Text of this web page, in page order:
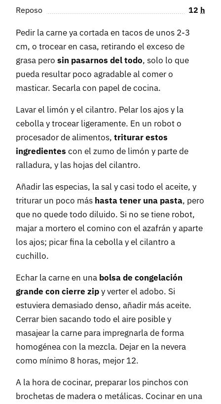
Reposo
12 h
Pedir la carne ya cortada en tacos de unos 2-3
cm, o trocear en casa, retirando el exceso de
grasa pero sin pasarnos del todo, solo lo que
pueda resultar poco agradable al comer o
masticar. Secarla con papel de cocina.
Lavar el limón y el cilantro. Pelar los ajos y la
cebolla y trocear ligeramente. En un robot o
procesador de alimentos, triturar estos
ingredientes con el zumo de limón y parte de
ralladura, y las hojas del cilantro.
Añadir las especias, la sal y casi todo el aceite, y
triturar un poco más hasta tener una pasta, pero
que no quede todo diluido. Si no se tiene robot,
majar a mortero el comino con el azafrán y aparte
los ajos; picar fina la cebolla y el cilantro a
cuchillo.
Echar la carne en una bolsa de congelación
grande con cierre zipy verter el adobo. Si
estuviera demasiado denso, añadir más aceite.
Cerrar bien sacando todo el aire posible y
masajear la carne para impregnarla de forma
homogénea con la mezcla. Dejar en la nevera
como mínimo 8 horas, mejor 12.
A la hora de cocinar, preparar los pinchos con
brochetas de madera o metálicas. Cocinar en una